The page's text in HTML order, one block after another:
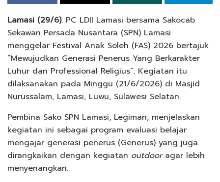
Lamasi (29/6). PC LDII Lamasi bersama Sakocab
Sekawan Persada Nusantara (SPN) Lamasi
menggelar Festival Anak Soleh (FAS) 2026 bertajuk
“Mewujudkan Generasi Penerus Yang Berkarakter
Luhur dan Professional Religius”. Kegiatan itu
dilaksanakan pada Minggu (21/6/2026) di Masjid
Nurussalam, Lamasi, Luwu, Sulawesi Selatan.
Pembina Sako SPN Lamasi, Legiman, menjelaskan
kegiatan ini sebagai program evaluasi belajar
mengajar generasi penerus (Generus) yang juga
dirangkaikan dengan kegiatan outdooragar lebih
menyenangkan.